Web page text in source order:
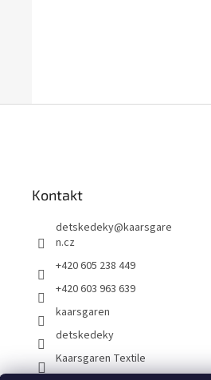
Kontakt
detskedeky@kaarsgare
n.cz
+420 605 238 449
+420 603 963 639
kaarsgaren
detskedeky
Kaarsgaren Textile